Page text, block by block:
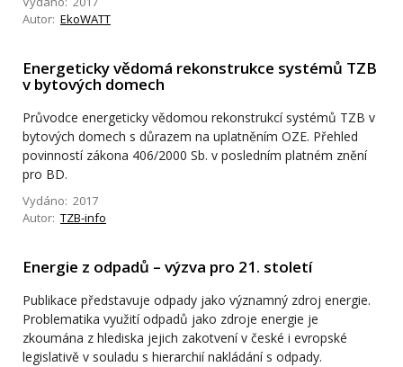
Autor: EkoWATT
Energeticky vědomá rekonstrukce systémů TZB
v bytových domech
Průvodce energeticky vědomou rekonstrukcí systémů TZB v
bytových domech s důrazem na uplatněním OZE. Přehled
povinností zákona 406/2000 Sb. v posledním platném znění
pro BD.
Vydáno: 2017
Autor: TZB-info
Energie z odpadů – výzva pro 21. století
Publikace představuje odpady jako významný zdroj energie.
Problematika využití odpadů jako zdroje energie je
zkoumána z hlediska jejich zakotvení v české i evropské
legislativě v souladu s hierarchií nakládání s odpady.